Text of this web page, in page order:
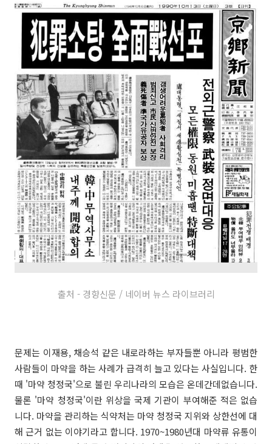
출처 - 경향신문 / 네이버 뉴스 라이브러리
문제는 이재용, 채승석 같은 내로라하는 부자들뿐 아니라 평범한
사람들이 마약을 하는 사례가 급격히 늘고 있다는 사실입니다. 한
때 '마약 청정국'으로 불린 우리나라의 모습은 온데간데없습니다.
물론 '마약 청정국'이란 위상을 국제 기관이 부여해준 적은 없습
니다. 마약을 관리하는 식약처는 마약 청정국 지위와 상한선에 대
해 근거 없는 이야기라고 합니다. 1970~1980년대 마약류 유통이